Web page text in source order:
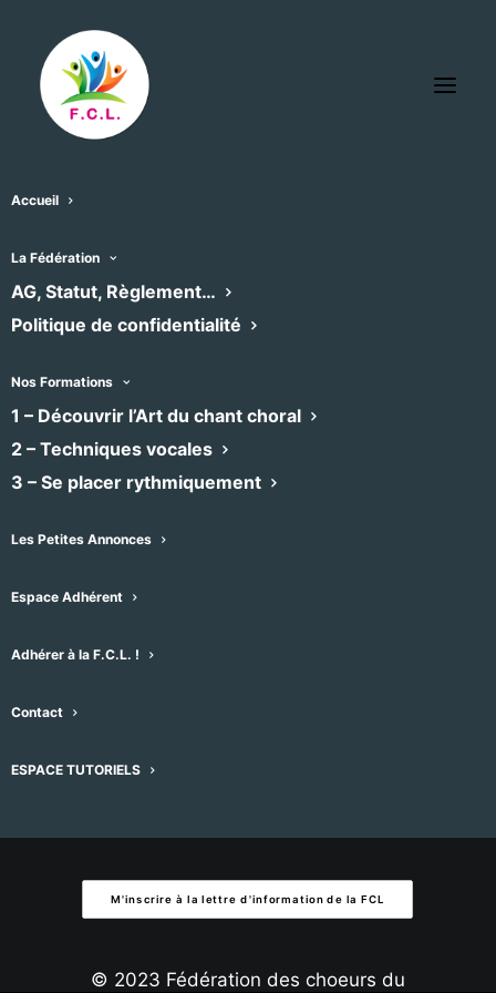
Accueil
La Fédération
AG, Statut, Règlement…
Politique de confidentialité
Nos Formations
1 – Découvrir l’Art du chant choral
2 – Techniques vocales
3 – Se placer rythmiquement
Les Petites Annonces
Espace Adhérent
Adhérer à la F.C.L. !
Contact
ESPACE TUTORIELS
Saint Jean de Cuculles
Évènements pour ce lieu
À venir
Sélectionnez
uneÉvènements
précédent
M'inscrire à la lettre d'information de la FCL
© 2023 Fédération des choeurs du